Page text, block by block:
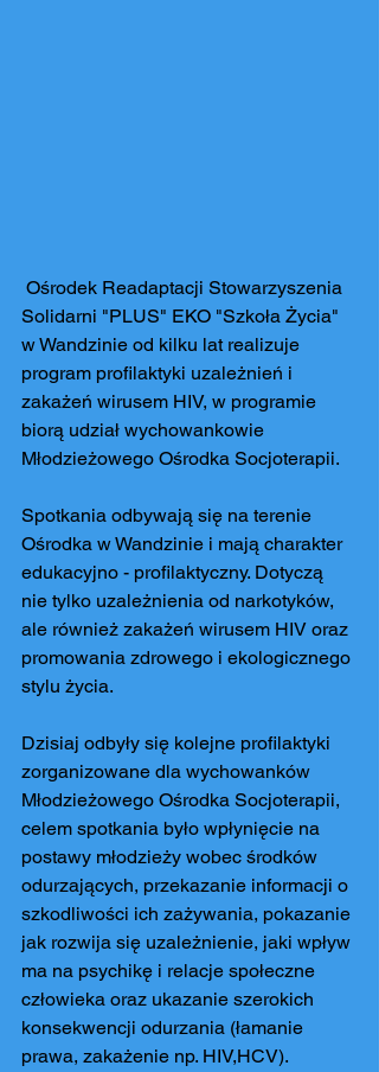
Solidarni "PLUS" EKO "Szkoła Życia"
w Wandzinie od kilku lat realizuje
program profilaktyki uzależnień i
zakażeń wirusem HIV, w programie
biorą udział wychowankowie
Młodzieżowego Ośrodka Socjoterapii.
Spotkania odbywają się na terenie
Ośrodka w Wandzinie i mają charakter
edukacyjno - profilaktyczny. Dotyczą
nie tylko uzależnienia od narkotyków,
ale również zakażeń wirusem HIV oraz
promowania zdrowego i ekologicznego
stylu życia.
Dzisiaj odbyły się kolejne profilaktyki
zorganizowane dla wychowanków
Młodzieżowego Ośrodka Socjoterapii,
celem spotkania było wpłynięcie na
postawy młodzieży wobec środków
odurzających, przekazanie informacji o
szkodliwości ich zażywania, pokazanie
jak rozwija się uzależnienie, jaki wpływ
ma na psychikę i relacje społeczne
człowieka oraz ukazanie szerokich
konsekwencji odurzania (łamanie
prawa, zakażenie np. HIV,HCV).